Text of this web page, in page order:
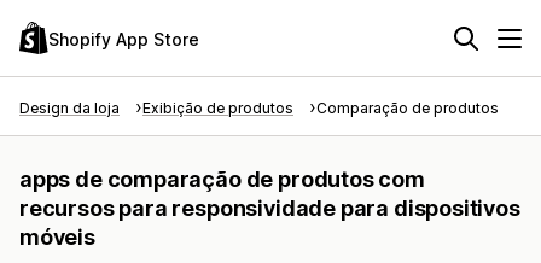
Shopify App Store
Design da loja Exibição de produtos Comparação de produtos
apps de comparação de produtos com
recursos para responsividade para dispositivos
móveis